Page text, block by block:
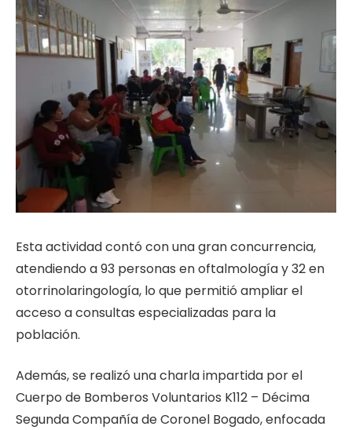
Esta actividad contó con una gran concurrencia,
atendiendo a 93 personas en oftalmología y 32 en
otorrinolaringología, lo que permitió ampliar el
acceso a consultas especializadas para la
población.
Además, se realizó una charla impartida por el
Cuerpo de Bomberos Voluntarios K112 – Décima
Segunda Compañía de Coronel Bogado, enfocada